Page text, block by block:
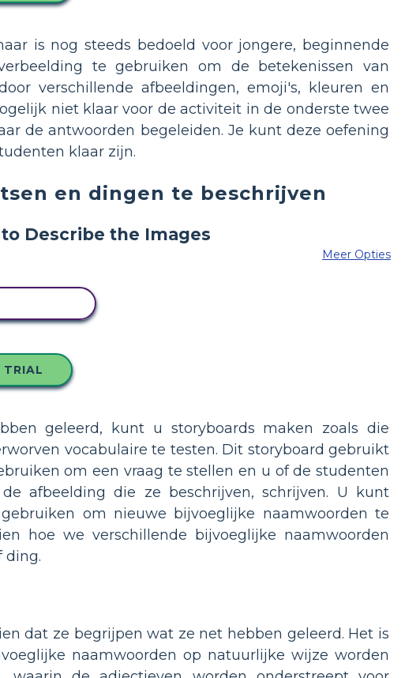
is nog steeds bedoeld voor jongere, beginnende
te gebruiken om de betekenissen van
verschillende afbeeldingen, emoji's, kleuren en
niet klaar voor de activiteit in de onderste twee
de antwoorden begeleiden. Je kunt deze oefening
klaar zijn.
en dingen te beschrijven
Meer Opties
TRIAL
geleerd, kunt u storyboards maken zoals die
vocabulaire te testen. Dit storyboard gebruikt
om een vraag te stellen en u of de studenten
afbeelding die ze beschrijven, schrijven. U kunt
om nieuwe bijvoeglijke naamwoorden te
hoe we verschillende bijvoeglijke naamwoorden
ding.
dat ze begrijpen wat ze net hebben geleerd. Het is
naamwoorden op natuurlijke wijze worden